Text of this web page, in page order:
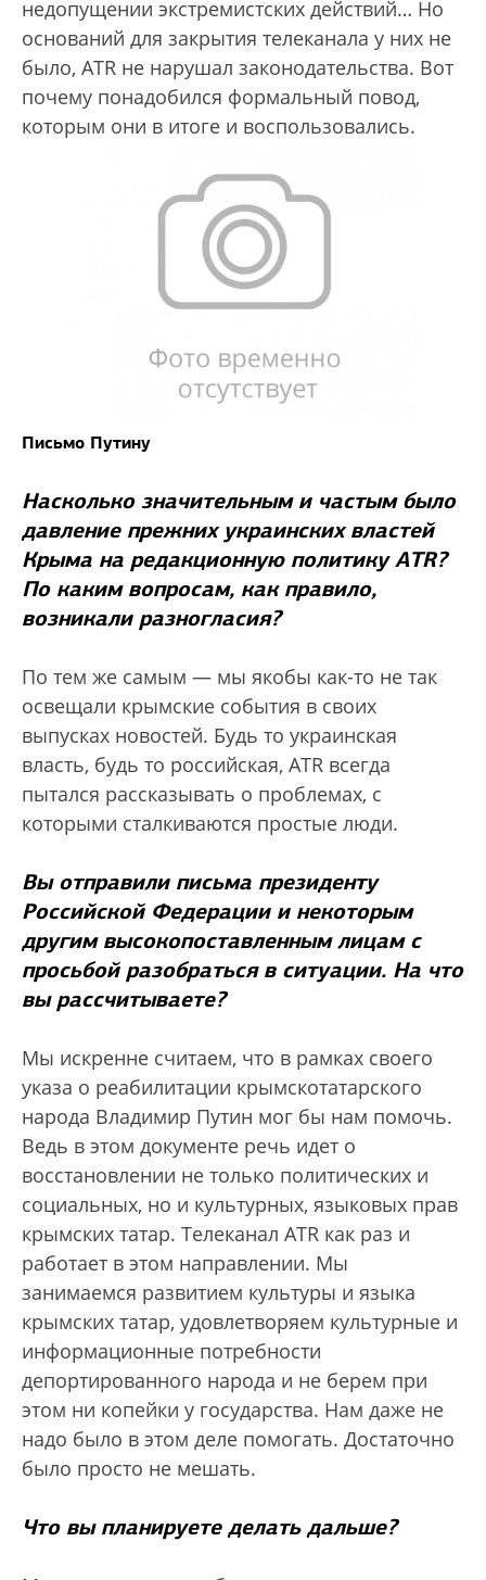
недопущении экстремистских действий… Но
оснований для закрытия телеканала у них не
было, ATR не нарушал законодательства. Вот
почему понадобился формальный повод,
которым они в итоге и воспользовались.
Письмо Путину
Насколько значительным и частым было
давление прежних украинских властей
Крыма на редакционную политику ATR?
По каким вопросам, как правило,
возникали разногласия?
По тем же самым — мы якобы как-то не так
освещали крымские события в своих
выпусках новостей. Будь то украинская
власть, будь то российская, ATR всегда
пытался рассказывать о проблемах, с
которыми сталкиваются простые люди.
Вы отправили письма президенту
Российской Федерации и некоторым
другим высокопоставленным лицам с
просьбой разобраться в ситуации. На что
вы рассчитываете?
Мы искренне считаем, что в рамках своего
указа о реабилитации крымскотатарского
народа Владимир Путин мог бы нам помочь.
Ведь в этом документе речь идет о
восстановлении не только политических и
социальных, но и культурных, языковых прав
крымских татар. Телеканал ATR как раз и
работает в этом направлении. Мы
занимаемся развитием культуры и языка
крымских татар, удовлетворяем культурные и
информационные потребности
депортированного народа и не берем при
этом ни копейки у государства. Нам даже не
надо было в этом деле помогать. Достаточно
было просто не мешать.
Что вы планируете делать дальше?